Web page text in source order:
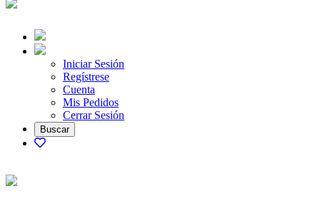
Iniciar Sesión
Regístrese
Cuenta
Mis Pedidos
Cerrar Sesión